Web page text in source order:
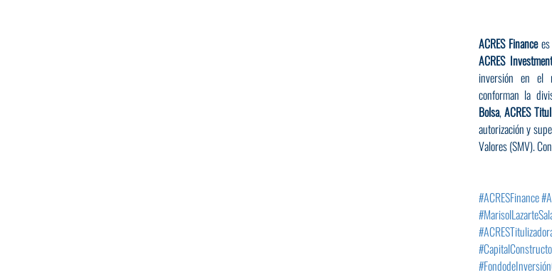
ACRES Finance
ACRES
inversión en el
conforman la
Bolsa, ACRES
autorización y
Valores (SMV).
#ACRESFinance